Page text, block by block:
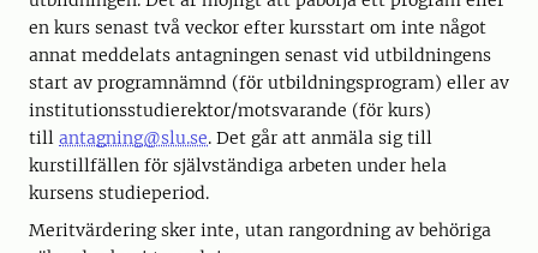
en kurs senast två veckor efter kursstart om inte något
annat meddelats antagningen senast vid utbildningens
start av programnämnd (för utbildningsprogram) eller av
institutionsstudierektor/motsvarande (för kurs)
till antagning@slu.se. Det går att anmäla sig till
kurstillfällen för självständiga arbeten under hela
kursens studieperiod.
Meritvärdering sker inte, utan rangordning av behöriga